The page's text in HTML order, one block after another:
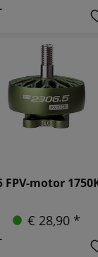
FPV-motor
€ 28,90 *